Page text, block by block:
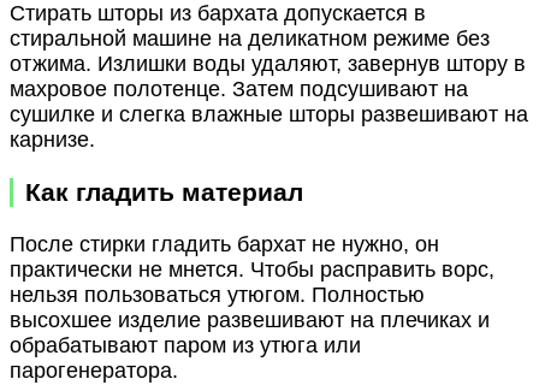
Стирать шторы из бархата допускается в
стиральной машине на деликатном режиме без
отжима. Излишки воды удаляют, завернув штору в
махровое полотенце. Затем подсушивают на
сушилке и слегка влажные шторы развешивают на
карнизе.
Как гладить материал
После стирки гладить бархат не нужно, он
практически не мнется. Чтобы расправить ворс,
нельзя пользоваться утюгом. Полностью
высохшее изделие развешивают на плечиках и
обрабатывают паром из утюга или
парогенератора.